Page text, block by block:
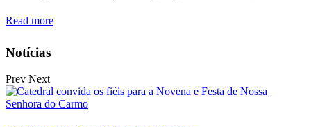
Read more
Notícias
Prev Next